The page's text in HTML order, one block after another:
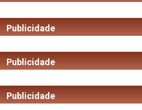
Publicidade
Publicidade
Publicidade